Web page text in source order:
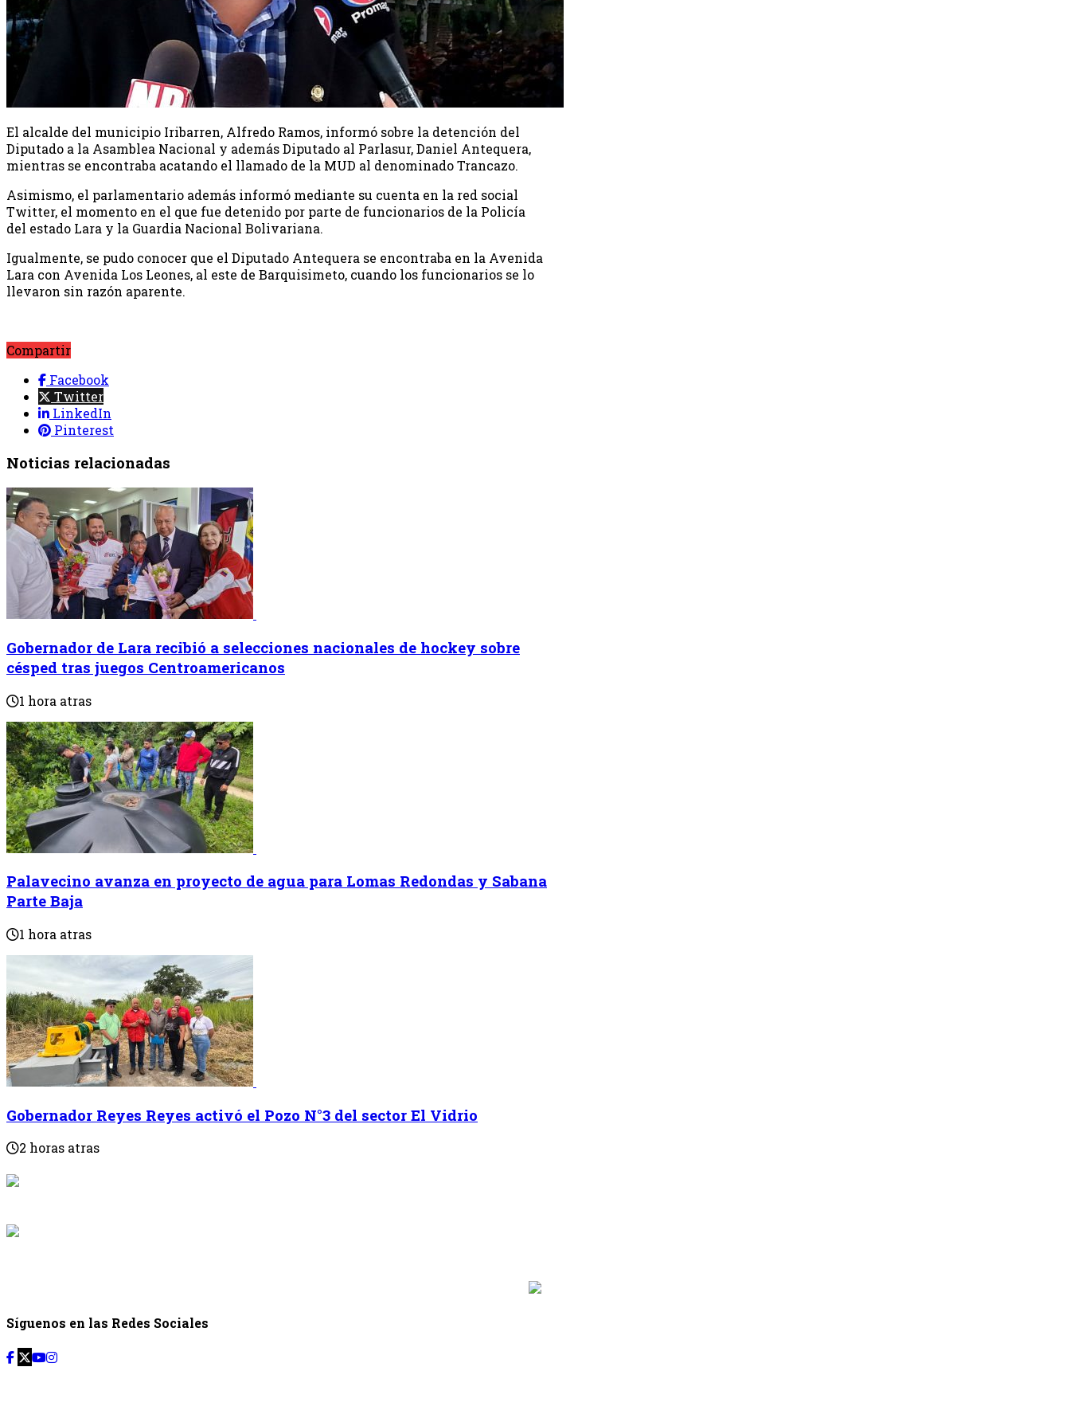
El alcalde del municipio Iribarren, Alfredo Ramos, informó sobre la detención del
Diputado a la Asamblea Nacional y además Diputado al Parlasur, Daniel Antequera,
mientras se encontraba acatando el llamado de la MUD al denominado Trancazo.
Asimismo, el parlamentario además informó mediante su cuenta en la red social
Twitter, el momento en el que fue detenido por parte de funcionarios de la Policía
del estado Lara y la Guardia Nacional Bolivariana.
Igualmente, se pudo conocer que el Diputado Antequera se encontraba en la Avenida
Lara con Avenida Los Leones, al este de Barquisimeto, cuando los funcionarios se lo
llevaron sin razón aparente.
Compartir
Facebook
Twitter
LinkedIn
Pinterest
Noticias relacionadas
Gobernador de Lara recibió a selecciones nacionales de hockey sobre
césped tras juegos Centroamericanos
1 hora atras
Palavecino avanza en proyecto de agua para Lomas Redondas y Sabana
Parte Baja
1 hora atras
Gobernador Reyes Reyes activó el Pozo N°3 del sector El Vidrio
2 horas atras
Síguenos en las Redes Sociales